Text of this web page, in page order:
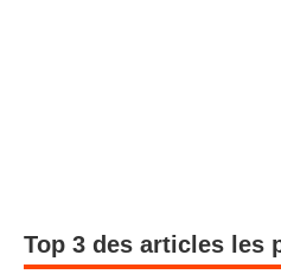
Top 3 des articles les